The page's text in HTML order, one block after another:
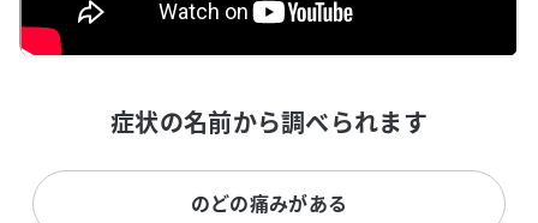
症状の名前から調べられます
のどの痛みがある